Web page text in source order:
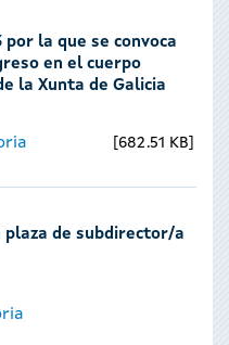
por la que se convoca
en el cuerpo
la Xunta de Galicia
682.51 KB
plaza de subdirector/a